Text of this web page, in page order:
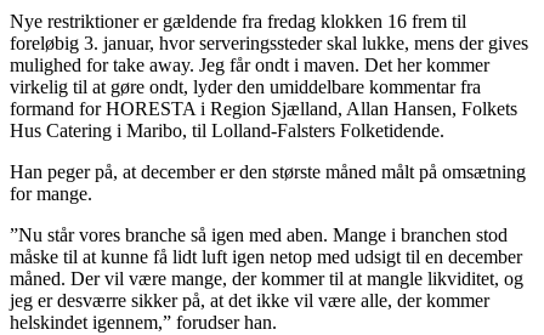
Nye restriktioner er gældende fra fredag klokken 16 frem til
foreløbig 3. januar, hvor serveringssteder skal lukke, mens der gives
mulighed for take away. Jeg får ondt i maven. Det her kommer
virkelig til at gøre ondt, lyder den umiddelbare kommentar fra
formand for HORESTA i Region Sjælland, Allan Hansen, Folkets
Hus Catering i Maribo, til Lolland-Falsters Folketidende.
Han peger på, at december er den største måned målt på omsætning
for mange.
”Nu står vores branche så igen med aben. Mange i branchen stod
måske til at kunne få lidt luft igen netop med udsigt til en december
måned. Der vil være mange, der kommer til at mangle likviditet, og
jeg er desværre sikker på, at det ikke vil være alle, der kommer
helskindet igennem,” forudser han.